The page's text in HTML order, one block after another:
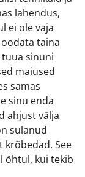
lahendus,
ei ole vaja
taina
sinuni
maiused
samas
sinu enda
ahjust välja
sulanud
krõbedad. See
õhtul, kui tekib